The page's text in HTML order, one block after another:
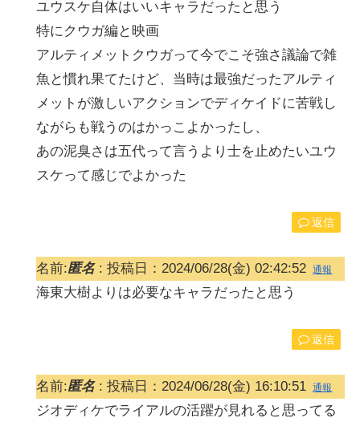
ユウスケ自体はいいキャラだったと思う
特にクウガ編と映画
アルティメットクウガって今でこそ強さ議論で雑
魚と慣れ果てたけど、当時は最強だったアルティ
メットが激しいアクションでディケイドに苦戦し
ながらも戦うのはかっこよかったし、
あの泥臭さは五代って言うより士を止めたいユウ
スケって感じでよかった
返信
名前:匿名: 投稿日：2024/06/28(金) 02:42:52 通報
海東大樹よりは必要なキャラだったと思う
返信
名前:匿名: 投稿日：2024/06/28(金) 16:10:51 通報
ジオディケでライアルの活躍が見れると思ってる